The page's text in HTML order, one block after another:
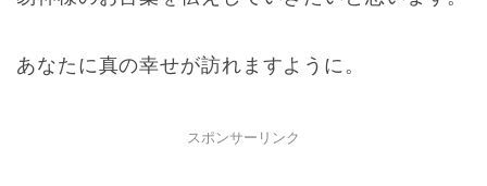
あなたに真の幸せが訪れますように。
スポンサーリンク